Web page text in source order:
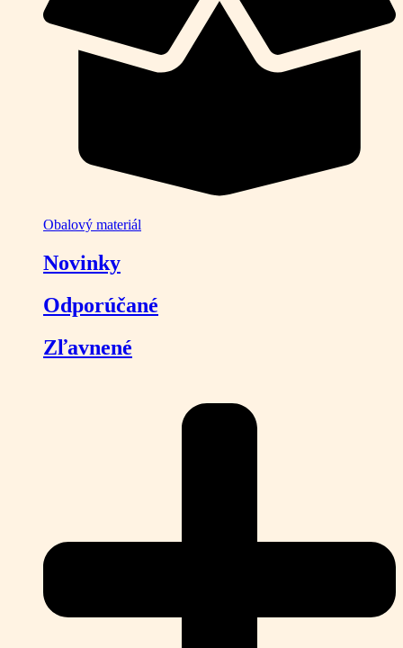
Obalový materiál
Novinky
Odporúčané
Zľavnené